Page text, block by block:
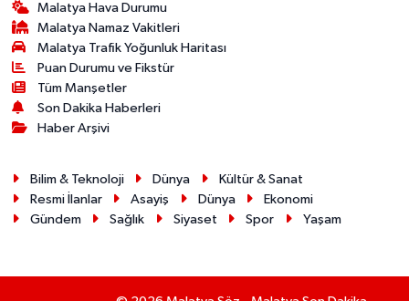
Malatya Hava Durumu
Malatya Namaz Vakitleri
Malatya Trafik Yoğunluk Haritası
Puan Durumu ve Fikstür
Tüm Manşetler
Son Dakika Haberleri
Haber Arşivi
Bilim & Teknoloji Dünya
Kültür & Sanat
Resmi İlanlar
Asayiş Dünya
Ekonomi
Gündem
Sağlık Siyaset Spor Yaşam